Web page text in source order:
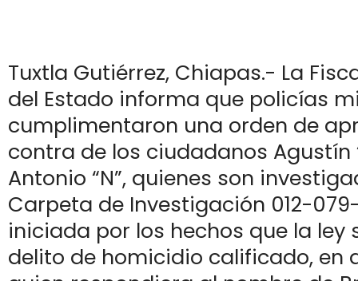
Tuxtla Gutiérrez, Chiapas.- La
del Estado informa que policías
cumplimentaron una orden de
contra de los ciudadanos Agustín
Antonio “N”, quienes son
Carpeta de Investigación 012-
iniciada por los hechos que la ley
delito de homicidio calificado, en